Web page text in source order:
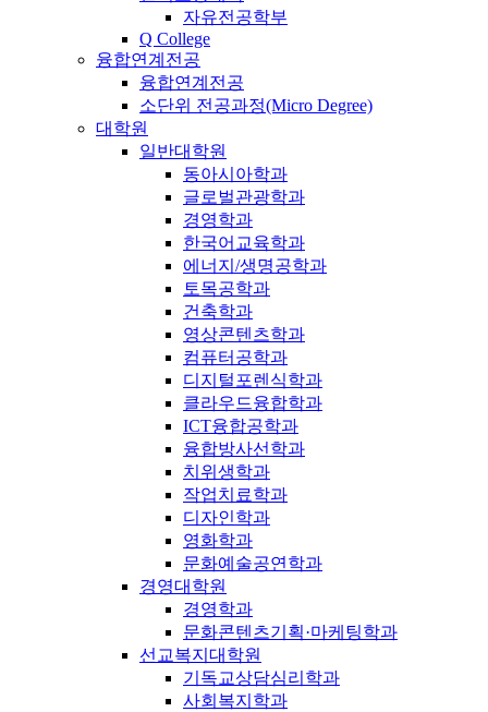
자유전공학부
Q College
융합연계전공
융합연계전공
소단위 전공과정(Micro Degree)
대학원
일반대학원
동아시아학과
글로벌관광학과
경영학과
한국어교육학과
에너지/생명공학과
토목공학과
건축학과
영상콘텐츠학과
컴퓨터공학과
디지털포렌식학과
클라우드융합학과
ICT융합공학과
융합방사선학과
치위생학과
작업치료학과
디자인학과
영화학과
문화예술공연학과
경영대학원
경영학과
문화콘텐츠기획·마케팅학과
선교복지대학원
기독교상담심리학과
사회복지학과